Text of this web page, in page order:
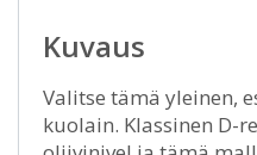
Kuvaus
Valitse tämä yleinen,
kuolain. Klassinen D-